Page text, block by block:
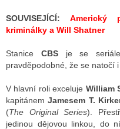
SOUVISEJÍCÍ: Americký
kriminálky a Will Shatner
Stanice CBSje se
pravděpodobné, že se natočí i
V hlavní roli exceluje William
kapitánemJamesem T.
(The Original Series).
jedinou dějovou linkou, do